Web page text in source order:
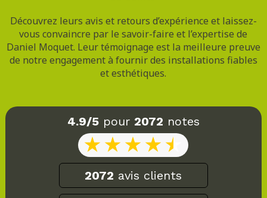
Découvrez leurs avis et retours d’expérience et laissez-
vous convaincre par le savoir-faire et l’expertise de
Daniel Moquet. Leur témoignage est la meilleure preuve
de notre engagement à fournir des installations fiables
et esthétiques.
4.9/5pour 2072 notes
2072 avis clients